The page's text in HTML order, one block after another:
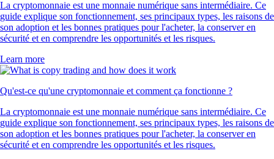
La cryptomonnaie est une monnaie numérique sans intermédiaire. Ce
guide explique son fonctionnement, ses principaux types, les raisons de
son adoption et les bonnes pratiques pour l'acheter, la conserver en
sécurité et en comprendre les opportunités et les risques.
Learn more
Qu'est-ce qu'une cryptomonnaie et comment ça fonctionne ?
La cryptomonnaie est une monnaie numérique sans intermédiaire. Ce
guide explique son fonctionnement, ses principaux types, les raisons de
son adoption et les bonnes pratiques pour l'acheter, la conserver en
sécurité et en comprendre les opportunités et les risques.